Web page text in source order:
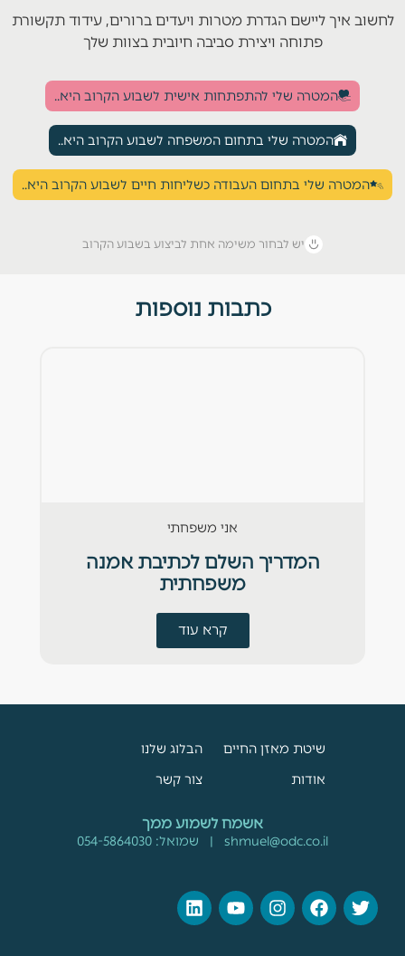
לחשוב איך ליישם הגדרת מטרות ויעדים ברורים, עידוד תקשורת
פתוחה ויצירת סביבה חיובית בצוות שלך
המטרה שלי להתפתחות אישית לשבוע הקרוב היא..
המטרה שלי בתחום המשפחה לשבוע הקרוב היא..
המטרה שלי בתחום העבודה כשליחות חיים לשבוע הקרוב היא..
יש לבחור משימה אחת לביצוע בשבוע הקרוב
כתבות נוספות
אני משפחתי
המדריך השלם לכתיבת אמנה
משפחתית
קרא עוד
שיטת מאזן החיים
הבלוג שלנו
אודות
צור קשר
אשמח לשמוע ממך
shmuel@odc.co.il | שמואל: 054-5864030